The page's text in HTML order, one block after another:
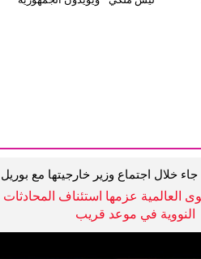
خلال اجتماع وزير خارجيتها مع بوريل
العالمية عزمها استئناف المحادثات
النووية في موعد قريب